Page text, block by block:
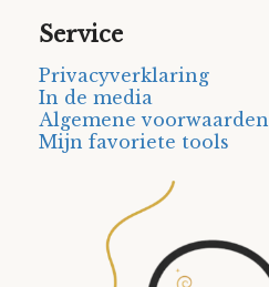
Service
Privacyverklaring
In de media
Algemene voorwaarden
Mijn favoriete tools